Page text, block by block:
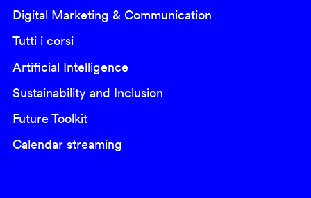
Digital Marketing & Communication
Tutti i corsi
Artificial Intelligence
Sustainability and Inclusion
Future Toolkit
Calendar streaming